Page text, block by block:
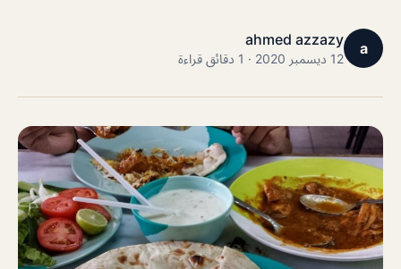
a
ahmed azzazy
12 ديسمبر 2020 · 1 دقائق قراءة